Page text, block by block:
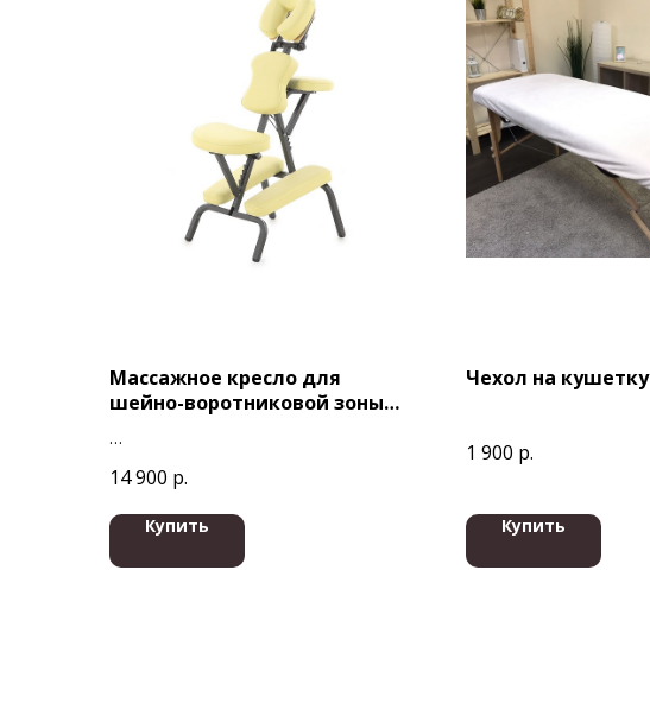
Массажное кресло для
шейно-воротниковой зоны
14 900 р.
Купить
Чехол на кушетку
1 900 р.
Купить